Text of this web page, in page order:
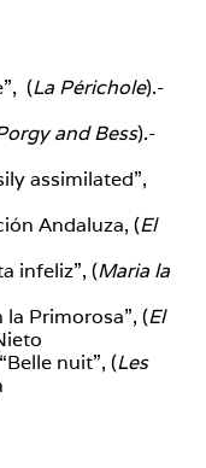
(La Périchole).-
and Bess).-
assimilated”,
Andaluza, (El
infeliz”, (Maria la
la Primorosa”, (El
nuit”, (Les